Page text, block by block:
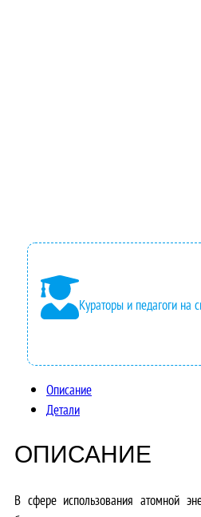
Кураторы и педагоги на
Описание
Детали
ОПИСАНИЕ
В сфере использования атомной